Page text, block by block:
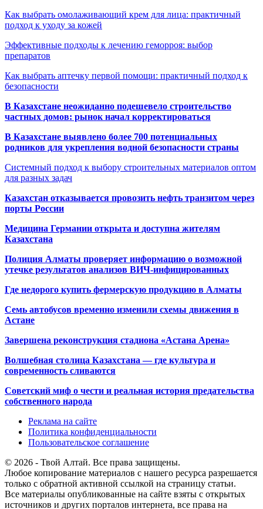
Как выбрать омолаживающий крем для лица: практичный
подход к уходу за кожей
Эффективные подходы к лечению геморроя: выбор
препаратов
Как выбрать аптечку первой помощи: практичный подход к
безопасности
В Казахстане неожиданно подешевело строительство
частных домов: рынок начал корректироваться
В Казахстане выявлено более 700 потенциальных
родников для укрепления водной безопасности страны
Системный подход к выбору строительных материалов оптом
для разных задач
Казахстан отказывается провозить нефть транзитом через
порты России
Медицина Германии открыта и доступна жителям
Казахстана
Полиция Алматы проверяет информацию о возможной
утечке результатов анализов ВИЧ-инфицированных
Где недорого купить фермерскую продукцию в Алматы
Семь автобусов временно изменили схемы движения в
Астане
Завершена реконструкция стадиона «Астана Арена»
Волшебная столица Казахстана — где культура и
современность сливаются
Советский миф о чести и реальная история предательства
собственного народа
Реклама на сайте
Политика конфиденциальности
Пользовательское соглашение
© 2026 - Твой Алтай. Все права защищены.
Любое копирование материалов с нашего ресурса разрешается
только с обратной активной ссылкой на страницу статьи.
Все материалы опубликованные на сайте взяты с открытых
источников и других порталов интернета, все права на